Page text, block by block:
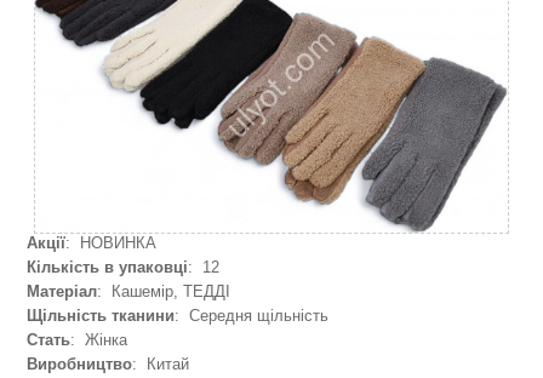
Акції: НОВИНКА
Кількість в упаковці: 12
Матеріал: Кашемір, ТЕДДІ
Щільність тканини: Середня щільність
Стать: Жінка
Виробництво: Китай